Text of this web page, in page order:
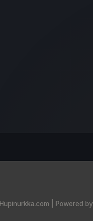
Hupinurkka.com | Powered by